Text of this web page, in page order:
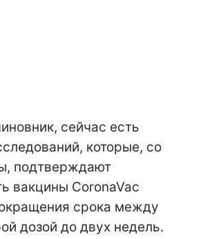
сейчас есть
которые, со
подтверждают
вакцины CoronaVac
срока между
дозой до двух недель.